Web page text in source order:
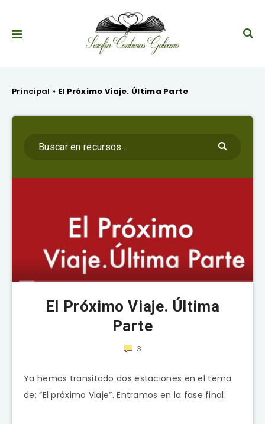
Principal » El Próximo Viaje. Última Parte
El Próximo Viaje. Última
Parte
3
Ya hemos transitado dos estaciones en el tema
de: “El próximo Viaje”. Entramos en la fase final.